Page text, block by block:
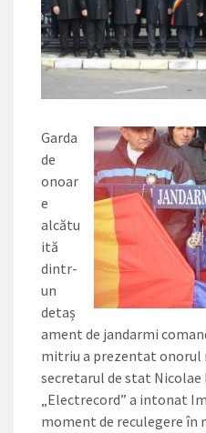
Garda
de
onoar
e
alcătu
ită
dintr-
un
detaș
ament de jandarmi
mitriu a prezentat onorul
secretarul de stat Nicolae
„Electrecord” a intonat
moment de reculegere în